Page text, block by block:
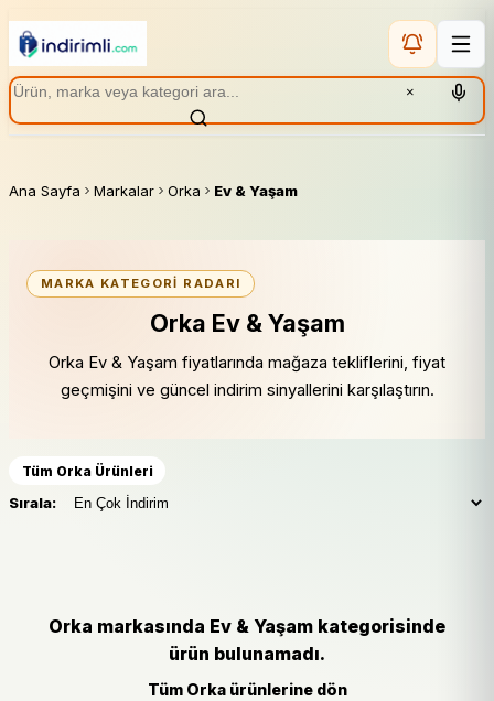
×
Ana Sayfa Markalar Orka Ev & Yaşam
MARKA KATEGORI RADARI
Orka Ev & Yaşam
Orka Ev & Yaşam fiyatlarında mağaza tekliflerini, fiyat
geçmişini ve güncel indirim sinyallerini karşılaştırın.
Tüm Orka Ürünleri
Sırala:
Orka markasında Ev & Yaşam kategorisinde
ürün bulunamadı.
Tüm Orka ürünlerine dön